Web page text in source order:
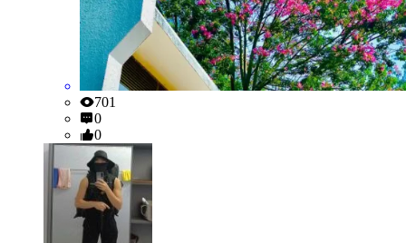
701
0
0